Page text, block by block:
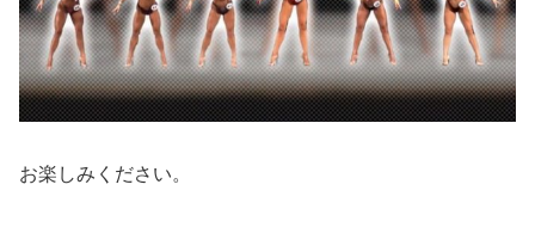
お楽しみください。